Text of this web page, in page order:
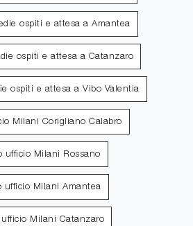
ospiti e attesa a Amantea
ospiti e attesa a Catanzaro
ospiti e attesa a Vibo Valentia
Milani Corigliano Calabro
ufficio Milani Rossano
ufficio Milani Amantea
ufficio Milani Catanzaro